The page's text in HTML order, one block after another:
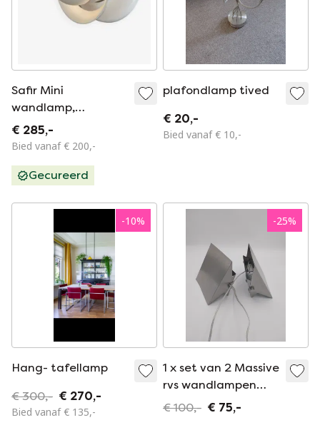
Safir Mini
wandlamp,
Marianne Tuxen for
Louis Poulsen
€ 285,-
Bied vanaf € 200,-
Gecureerd
plafondlamp tived
€ 20,-
Bied vanaf € 10,-
-10%
Hang- tafellamp
€ 300,- € 270,-
Bied vanaf € 135,-
-25%
1 x set van 2 Massive
rvs wandlampen
2000's
€ 100,- € 75,-